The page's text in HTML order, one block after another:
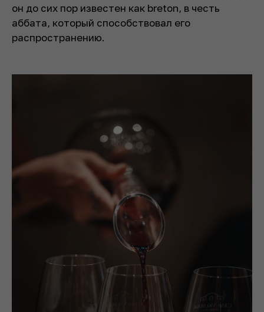
он до сих пор известен как breton, в честь
аббата, который способствовал его
распространению.